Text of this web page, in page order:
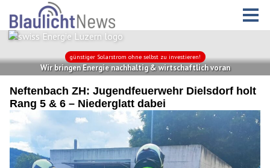
Neftenbach ZH: Jugendfeuerwehr Dielsdorf holt
Rang 5 & 6 – Niederglatt dabei